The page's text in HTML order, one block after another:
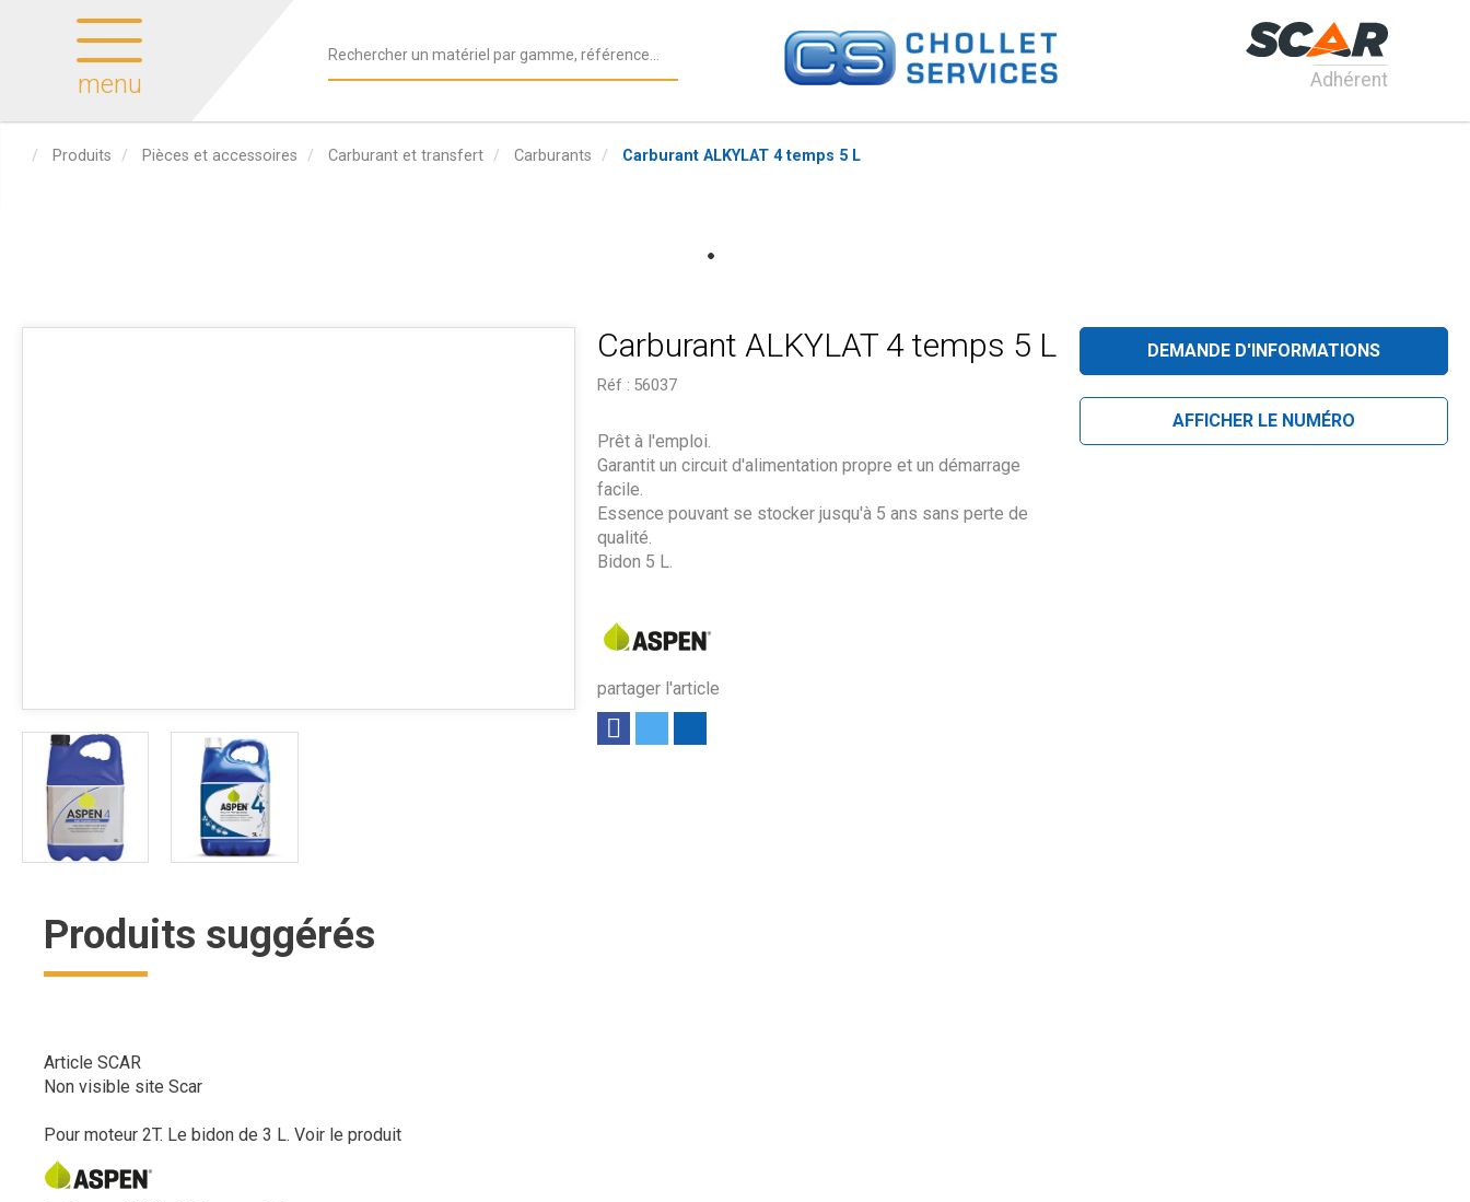
menu Adhérent
Produits Pièces et accessoires Carburant et transfert Carburants Carburant ALKYLAT 4 temps 5 L
Carburant ALKYLAT 4 temps 5 L
Réf : 56037
partager l'article
Prêt à l'emploi.
Garantit un circuit d'alimentation propre et un démarrage
facile.
Essence pouvant se stocker jusqu'à 5 ans sans perte de
qualité.
Bidon 5 L.
DEMANDE D'INFORMATIONS
AFFICHER LE NUMÉRO
Produits suggérés
Article SCAR
Non visible site Scar
Pour moteur 2T. Le bidon de 3 L. Voir le produit